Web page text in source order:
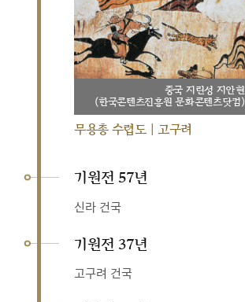
중국 지린성 지안현
(한국콘텐츠진흥원 문화콘텐츠닷컴)
무용총 수렵도 | 고구려
기원전 57년
신라 건국
기원전 37년
고구려 건국